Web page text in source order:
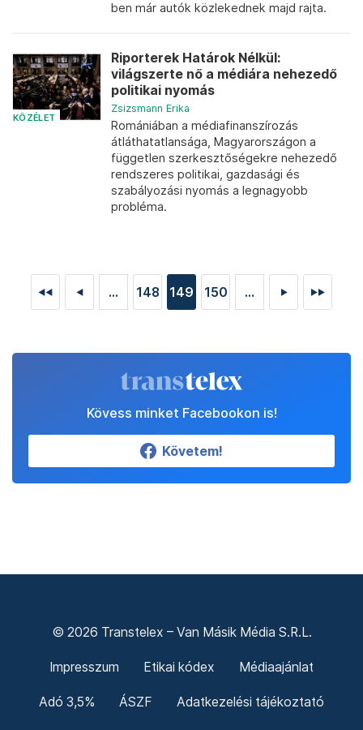
ben már autók közlekednek majd rajta.
KÖZÉLET
Riporterek Határok Nélkül:
világszerte nő a médiára nehezedő
politikai nyomás
Zsizsmann Erika
Romániában a médiafinanszírozás
átláthatatlansága, Magyarországon a
független szerkesztőségekre nehezedő
rendszeres politikai, gazdasági és
szabályozási nyomás a legnagyobb
probléma.
◄◄ ◄ ... 148 149 150 ... ► ►►
Kövess minket Facebookon is!
Követem!
© 2026 Transtelex – Van Másik Média S.R.L.
Impresszum Etikai kódex Médiaajánlat
Adó 3,5% ÁSZF Adatkezelési tájékoztató